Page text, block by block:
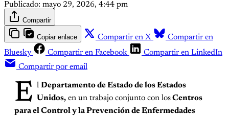
Publicado: mayo 29, 2026, 4:44 pm
Compartir
Copiar enlace Compartir en X
Compartir en
Bluesky
Compartir en Facebook
Compartir en LinkedIn
Compartir por email
E l Departamento de Estado de los Estados
Unidos, en un trabajo conjunto con losCentros
para el Control y la Prevención de Enfermedades